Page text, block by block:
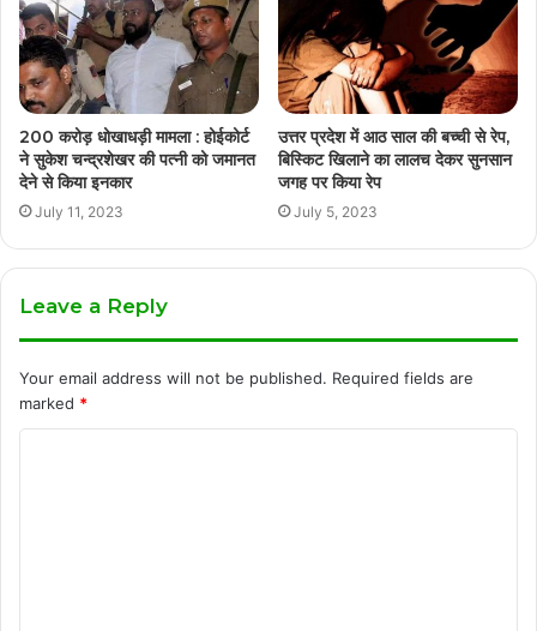
200 करोड़ धोखाधड़ी मामला : होईकोर्ट
ने सुकेश चन्द्रशेखर की पत्नी को जमानत
देने से किया इनकार
July 11, 2023
उत्तर प्रदेश में आठ साल की बच्ची से रेप,
बिस्किट खिलाने का लालच देकर सुनसान
जगह पर किया रेप
July 5, 2023
Leave a Reply
Your email address will not be published. Required fields are
marked *